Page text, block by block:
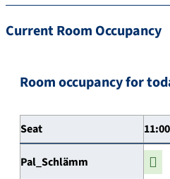
Current Room Occupancy
Room occupancy for
Seat
Pal_Schlämm